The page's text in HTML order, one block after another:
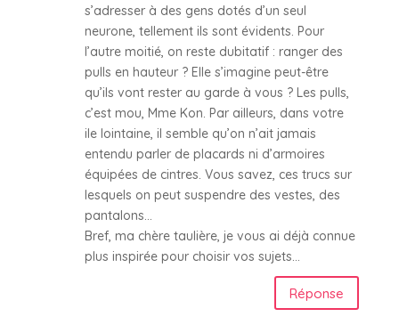
s’adresser à des gens dotés d’un seul
neurone, tellement ils sont évidents. Pour
l’autre moitié, on reste dubitatif : ranger des
pulls en hauteur ? Elle s’imagine peut-être
qu’ils vont rester au garde à vous ? Les pulls,
c’est mou, Mme Kon. Par ailleurs, dans votre
ile lointaine, il semble qu’on n’ait jamais
entendu parler de placards ni d’armoires
équipées de cintres. Vous savez, ces trucs sur
lesquels on peut suspendre des vestes, des
pantalons…
Bref, ma chère taulière, je vous ai déjà connue
plus inspirée pour choisir vos sujets…
Réponse